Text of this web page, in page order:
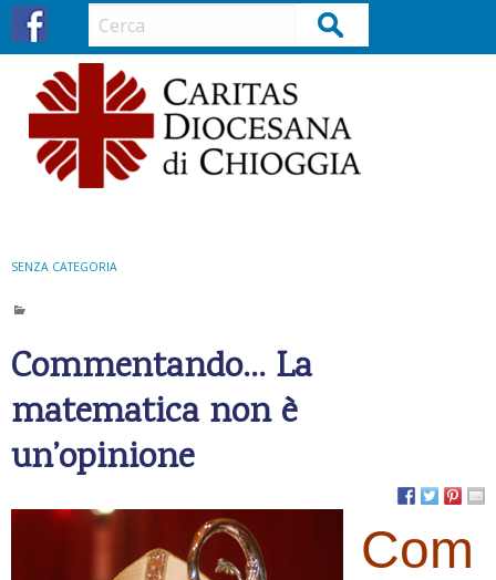
Cerca
SENZA CATEGORIA
Commentando… La
matematica non è
un’opinione
Com